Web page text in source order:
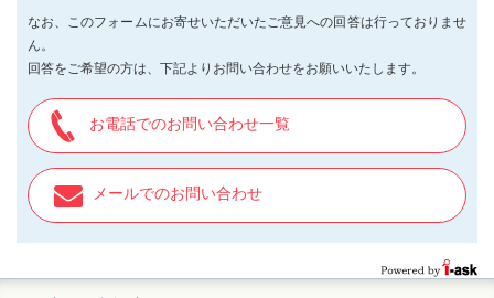
なお、このフォームにお寄せいただいたご意見への回答は行っておりませ
ん。
回答をご希望の方は、下記よりお問い合わせをお願いいたします。
お電話でのお問い合わせ一覧
メールでのお問い合わせ